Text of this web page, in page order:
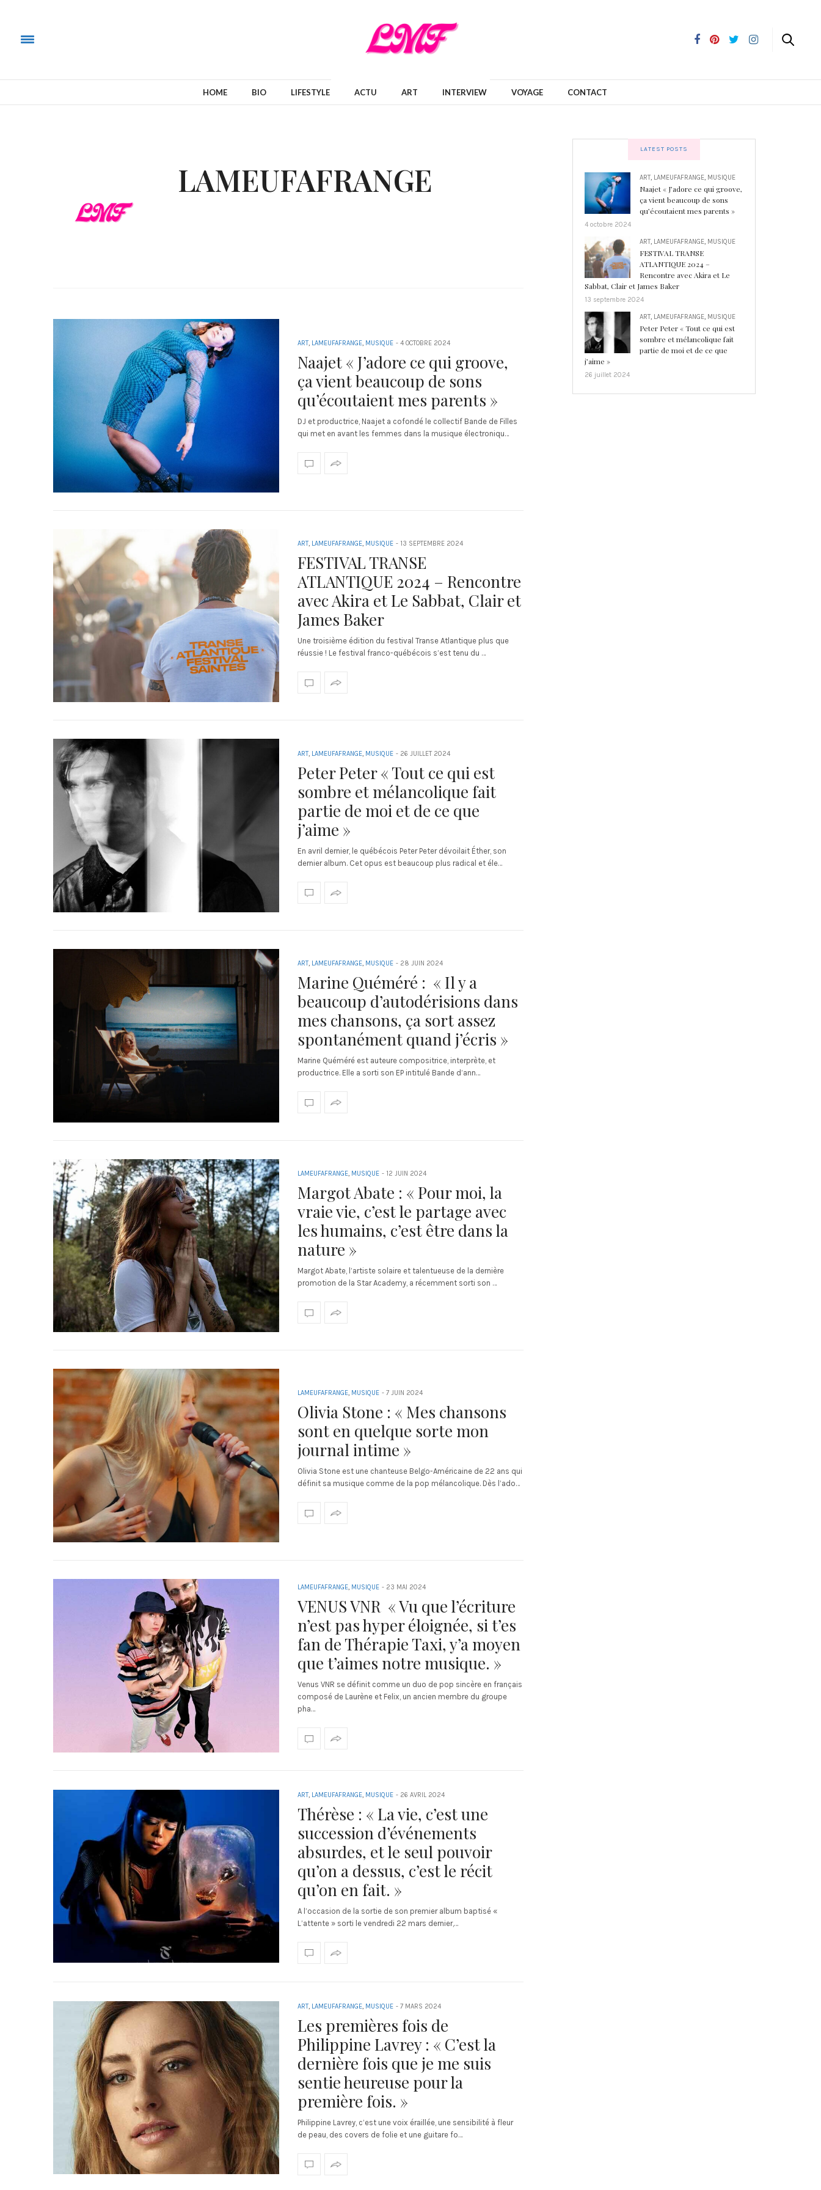
HOME BIO LIFESTYLE ACTU ART INTERVIEW VOYAGE CONTACT
LAMEUFAFRANGE
ART, LAMEUFAFRANGE, MUSIQUE - 4 OCTOBRE 2024
Naajet « J’adore ce qui groove,
ça vient beaucoup de sons
qu’écoutaient mes parents »
DJ et productrice, Naajet a cofondé le collectif Bande de Filles
qui met en avant les femmes dans la musique électroniqu…
ART, LAMEUFAFRANGE, MUSIQUE - 13 SEPTEMBRE 2024
FESTIVAL TRANSE
ATLANTIQUE 2024 – Rencontre
avec Akira et Le Sabbat, Clair et
James Baker
Une troisième édition du festival Transe Atlantique plus que
réussie ! Le festival franco-québécois s’est tenu du …
ART, LAMEUFAFRANGE, MUSIQUE - 26 JUILLET 2024
Peter Peter « Tout ce qui est
sombre et mélancolique fait
partie de moi et de ce que
j’aime »
En avril dernier, le québécois Peter Peter dévoilait Éther, son
dernier album. Cet opus est beaucoup plus radical et éle…
ART, LAMEUFAFRANGE, MUSIQUE - 28 JUIN 2024
Marine Quéméré : « Il y a
beaucoup d’autodérisions dans
mes chansons, ça sort assez
spontanément quand j’écris »
Marine Quéméré est auteure compositrice, interprète, et
productrice. Elle a sorti son EP intitulé Bande d’ann…
LAMEUFAFRANGE, MUSIQUE - 12 JUIN 2024
Margot Abate : « Pour moi, la
vraie vie, c’est le partage avec
les humains, c’est être dans la
nature »
Margot Abate, l’artiste solaire et talentueuse de la dernière
promotion de la Star Academy, a récemment sorti son …
LAMEUFAFRANGE, MUSIQUE - 7 JUIN 2024
Olivia Stone : « Mes chansons
sont en quelque sorte mon
journal intime »
Olivia Stone est une chanteuse Belgo-Américaine de 22 ans qui
définit sa musique comme de la pop mélancolique. Dès l’ado…
LAMEUFAFRANGE, MUSIQUE - 23 MAI 2024
VENUS VNR « Vu que l’écriture
n’est pas hyper éloignée, si t’es
fan de Thérapie Taxi, y’a moyen
que t’aimes notre musique. »
Venus VNR se définit comme un duo de pop sincère en français
composé de Laurène et Felix, un ancien membre du groupe
pha…
ART, LAMEUFAFRANGE MUSIQUE - 26 AVRIL 2024
Thérèse : « La vie, c’est une
succession d’événements
absurdes, et le seul pouvoir
qu’on a dessus, c’est le récit
qu’on en fait. »
A l’occasion de la sortie de son premier album baptisé «
L’attente » sorti le vendredi 22 mars dernier,…
ART, LAMEUFAFRANGE MUSIQUE - 7 MARS 2024
Les premières fois de
Philippine Lavrey : « C’est la
dernière fois que je me suis
sentie heureuse pour la
première fois. »
Philippine Lavrey, c’est une voix éraillée, une sensibilité à fleur
de peau, des covers de folie et une guitare fo…
LATEST POSTS
ART, LAMEUFAFRANGE, MUSIQUE
Naajet « J’adore ce qui groove,
ça vient beaucoup de sons
qu’écoutaient mes parents »
4 octobre 2024
ART, LAMEUFAFRANGE, MUSIQUE
FESTIVAL TRANSE
ATLANTIQUE 2024 –
Rencontre avec Akira et Le
Sabbat, Clair et James Baker
13 septembre 2024
ART, LAMEUFAFRANGE, MUSIQUE
Peter Peter « Tout ce qui est
sombre et mélancolique fait
partie de moi et de ce que
j’aime »
26 juillet 2024